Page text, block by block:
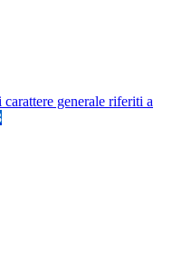
generale riferiti a